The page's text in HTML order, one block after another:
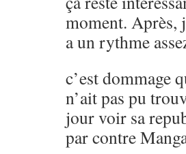
moment. Après,
a un rythme
c’est dommage
n’ait pas pu
jour voir sa
par contre